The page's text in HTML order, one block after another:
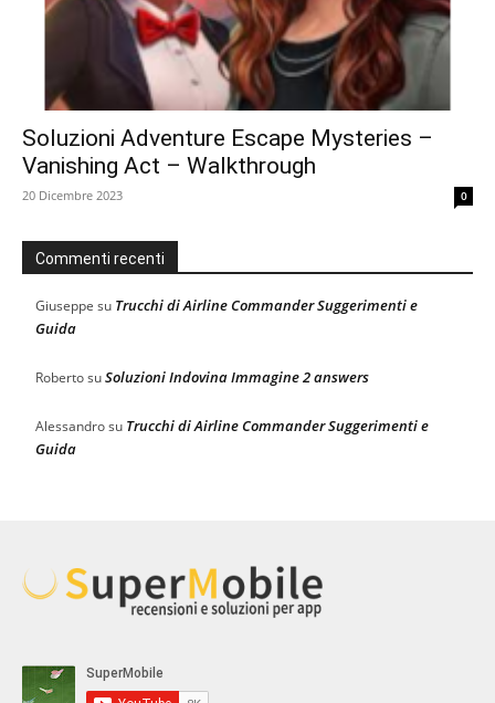
Soluzioni Adventure Escape Mysteries –
Vanishing Act – Walkthrough
20 Dicembre 2023 0
Commenti recenti
Giuseppe su Trucchi di Airline Commander Suggerimenti e
Guida
RobertosuSoluzioni Indovina Immagine 2 answers
Alessandrosu Trucchi di Airline Commander Suggerimenti e
Guida